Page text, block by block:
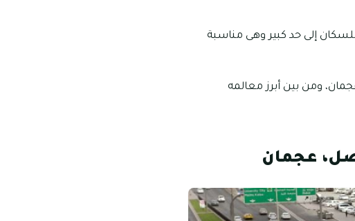
إلى حد كبير وهى مناسبة
ومن بين أبرز معالمه
عجمان